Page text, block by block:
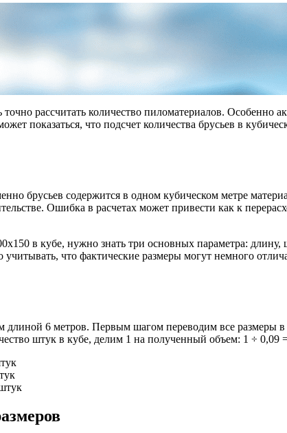
рассчитать количество пиломатериалов. Особенно
показаться, что подсчет количества брусьев в
брусьев содержится в одном кубическом метре
Ошибка в расчетах может привести как к
в кубе, нужно знать три основных параметра:
что фактические размеры могут немного
длиной 6 метров. Первым шагом переводим все
штук в кубе, делим 1 на полученный объем: 1 ÷ 0,09